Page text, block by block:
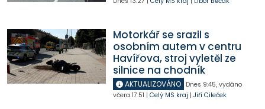
Motorkář se srazil s
osobním autem v centru
Havířova, stroj vyletěl ze
silnice na chodník
AKTUALIZOVÁNO Dnes 9:45, vydáno
včera 17:51 | Celý MS kraj | Jiří Cileček